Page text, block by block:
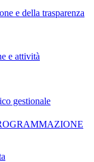
e della trasparenza
e attività
gestionale